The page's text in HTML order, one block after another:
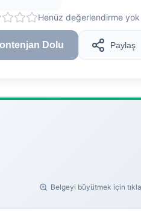
Henüz değerlendirme yok
Dolu Paylaş
Belgeyi büyütmek için